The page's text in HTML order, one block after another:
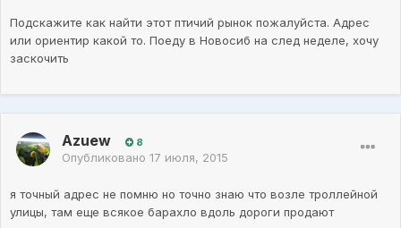
Подскажите как найти этот птичий рынок пожалуйста. Адрес
или ориентир какой то. Поеду в Новосиб на след неделе, хочу
заскочить
Azuew 8
Опубликовано 17 июля, 2015
я точный адрес не помню но точно знаю что возле троллейной
улицы, там еще всякое барахло вдоль дороги продают